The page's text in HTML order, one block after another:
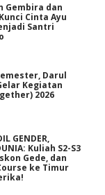
Gembira dan
Cinta Ayu
Santri
Darul
Kegiatan
2026
GENDER,
Kuliah S2-S3
Gede, dan
ke Timur